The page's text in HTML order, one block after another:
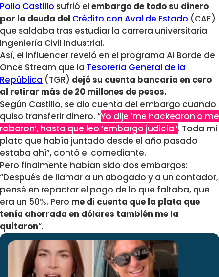
Pollo Castillo sufrió el embargo de todo su dinero
por la deuda del Crédito con Aval de Estado (CAE)
que saldaba tras estudiar la carrera universitaria
Ingeniería Civil Industrial.
Así, el influencer reveló en el programa Al Borde de
Once Stream que la Tesorería General de la
República (TGR) dejó su cuenta bancaria en cero
al retirar más de 20 millones de pesos.
Según Castillo, se dio cuenta del embargo cuando
quiso transferir dinero. “Yo dije ‘me hackearon o me
robaron’, hasta que leo ‘embargo judicial’. Toda mi
plata que había juntado desde el año pasado
estaba ahí”, contó el comediante.
Pero finalmente habían sido dos embargos:
“Después de llamar a un abogado y a un contador,
pensé en repactar el pago de lo que faltaba, que
era un 50%. Pero me di cuenta que la plata que
tenía ahorrada en dólares también me la
quitaron“.